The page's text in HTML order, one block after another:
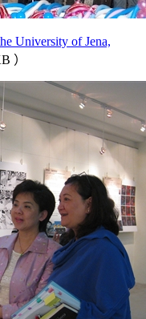
University of Jena,
）